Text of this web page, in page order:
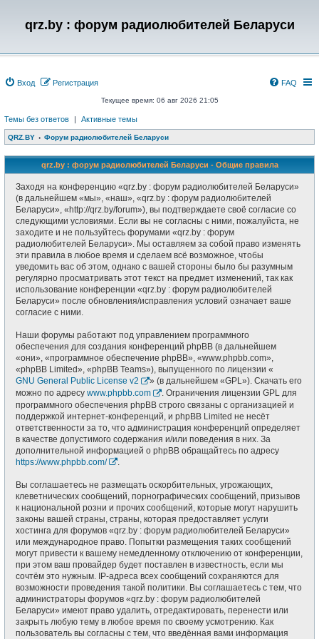
qrz.by : форум радиолюбителей Беларуси
Вход Регистрация FAQ
Текущее время: 06 авг 2026 21:05
Темы без ответов | Активные темы
QRZ.BY Форум радиолюбителей Беларуси
qrz.by : форум радиолюбителей Беларуси - Общие правила
Заходя на конференцию «qrz.by : форум радиолюбителей Беларуси»
(в дальнейшем «мы», «наш», «qrz.by : форум радиолюбителей
Беларуси», «http://qrz.by/forum»), вы подтверждаете своё согласие со
следующими условиями. Если вы не согласны с ними, пожалуйста, не
заходите и не пользуйтесь форумами «qrz.by : форум
радиолюбителей Беларуси». Мы оставляем за собой право изменять
эти правила в любое время и сделаем всё возможное, чтобы
уведомить вас об этом, однако с вашей стороны было бы разумным
регулярно просматривать этот текст на предмет изменений, так как
использование конференции «qrz.by : форум радиолюбителей
Беларуси» после обновления/исправления условий означает ваше
согласие с ними.
Наши форумы работают под управлением программного
обеспечения для создания конференций phpBB (в дальнейшем
«они», «программное обеспечение phpBB», «www.phpbb.com»,
«phpBB Limited», «phpBB Teams»), выпущенного по лицензии «
GNU General Public License v2
» (в дальнейшем «GPL»). Скачать его
можно по адресу www.phpbb.com
. Ограничения лицензии GPL для
программного обеспечения phpBB строго связаны с организацией и
поддержкой интернет-конференций, и phpBB Limited не несёт
ответственности за то, что администрация конференций определяет
в качестве допустимого содержания и/или поведения в них. За
дополнительной информацией о phpBB обращайтесь по адресу
https://www.phpbb.com/
Вы соглашаетесь не размещать оскорбительных, угрожающих,
клеветнических сообщений, порнографических сообщений, призывов
к национальной розни и прочих сообщений, которые могут нарушить
законы вашей страны, страны, которая предоставляет услуги
хостинга для форумов «qrz.by : форум радиолюбителей Беларуси»
или международное право. Попытки размещения таких сообщений
могут привести к вашему немедленному отключению от конференции,
при этом ваш провайдер будет поставлен в известность, если мы
сочтём это нужным. IP-адреса всех сообщений сохраняются для
возможности проведения такой политики. Вы соглашаетесь с тем, что
администраторы форумов «qrz.by : форум радиолюбителей
Беларуси» имеют право удалить, отредактировать, перенести или
закрыть любую тему в любое время по своему усмотрению. Как
пользователь вы согласны с тем, что введённая вами информация